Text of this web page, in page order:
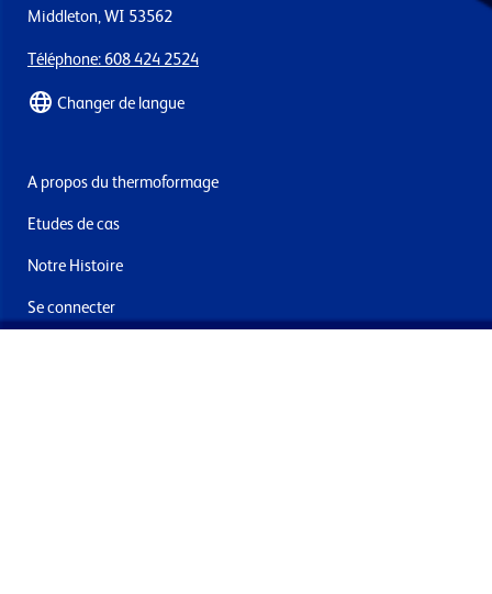
Middleton, WI 53562
Téléphone: 608 424 2524
Changer de langue
A propos du thermoformage
Etudes de cas
Notre Histoire
Se connecter